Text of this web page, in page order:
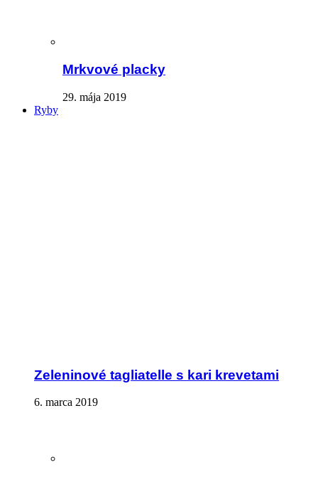
Mrkvové placky
29. mája 2019
Ryby
Zeleninové tagliatelle s kari krevetami
6. marca 2019